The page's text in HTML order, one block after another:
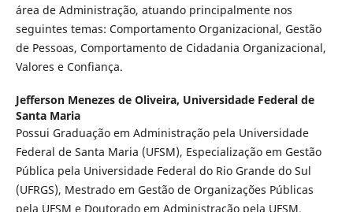
área de Administração, atuando principalmente nos
seguintes temas: Comportamento Organizacional, Gestão
de Pessoas, Comportamento de Cidadania Organizacional,
Valores e Confiança.
Jefferson Menezes de Oliveira, Universidade Federal de
Santa Maria
Possui Graduação em Administração pela Universidade
Federal de Santa Maria (UFSM), Especialização em Gestão
Pública pela Universidade Federal do Rio Grande do Sul
(UFRGS), Mestrado em Gestão de Organizações Públicas
pela UFSM e Doutorado em Administração pela UFSM.